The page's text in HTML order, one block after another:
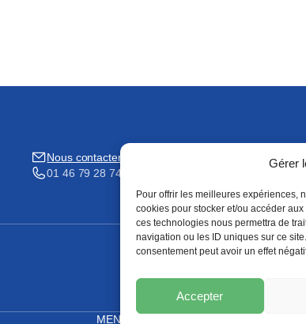
Gérer
Pour offrir les meilleures expériences,
cookies pour stocker et/ou accéder
ces technologies nous permettra de
navigation ou les ID uniques sur ce
consentement peut avoir un effet
Accepter
Nous contacter
01 46 79 28 74
MENTIONS LÉGALES